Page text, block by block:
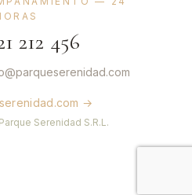
212 456
→
Serenidad S.R.L.